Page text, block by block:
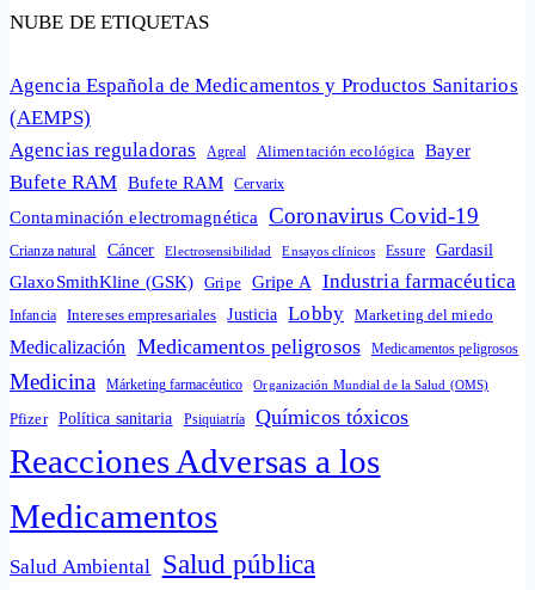
NUBE DE ETIQUETAS
Agencia Española de Medicamentos y Productos Sanitarios
(AEMPS)
Agencias reguladoras
Agreal Alimentación ecológica Bayer
Bufete RAM Bufete RAM Cervarix
Contaminación electromagnética Coronavirus Covid-19
Crianza natural Cáncer Electrosensibilidad Ensayos clínicos Essure Gardasil
GlaxoSmithKline (GSK) Gripe Gripe A Industria farmacéutica
Infancia Intereses empresariales Justicia Lobby Marketing del miedo
Medicalización Medicamentos peligrosos Medicamentos peligrosos
Medicina Márketing farmacéutico Organización Mundial de la Salud (OMS)
Pfizer Política sanitaria Psiquiatría Químicos tóxicos
Reacciones Adversas a los
Medicamentos
Salud Ambiental Salud pública